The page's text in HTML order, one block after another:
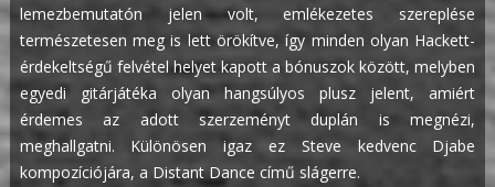
lemezbemutatón jelen volt, emlékezetes szereplése
természetesen meg is lett örökítve, így minden olyan Hackett-
érdekeltségű felvétel helyet kapott a bónuszok között, melyben
egyedi gitárjátéka olyan hangsúlyos plusz jelent, amiért
érdemes az adott szerzeményt duplán is megnézi,
meghallgatni. Különösen igaz ez Steve kedvenc Djabe
kompozíciójára, a Distant Dance című slágerre.